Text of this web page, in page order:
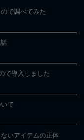
で調べてみた
で導入しました
て
いアイテムの正体